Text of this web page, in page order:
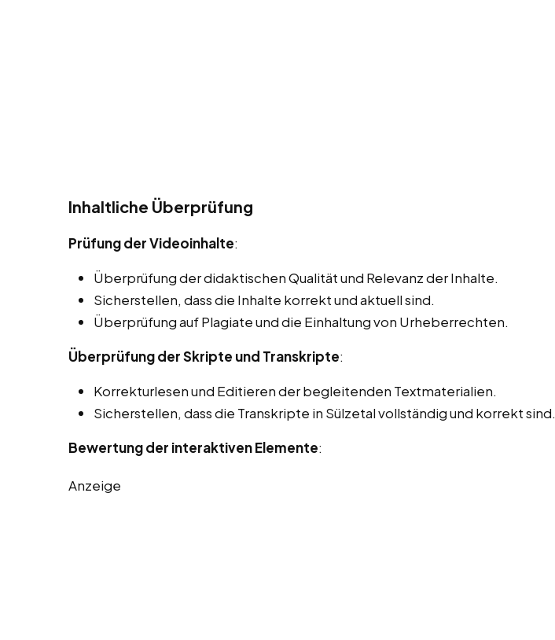
Inhaltliche Überprüfung
Prüfung der Videoinhalte:
Überprüfung der didaktischen Qualität und Relevanz der Inhalte.
Sicherstellen, dass die Inhalte korrekt und aktuell sind.
Überprüfung auf Plagiate und die Einhaltung von Urheberrechten.
Überprüfung der Skripte und Transkripte:
Korrekturlesen und Editieren der begleitenden Textmaterialien.
Sicherstellen, dass die Transkripte in Sülzetal vollständig und korrekt sind.
Bewertung der interaktiven Elemente:
Anzeige